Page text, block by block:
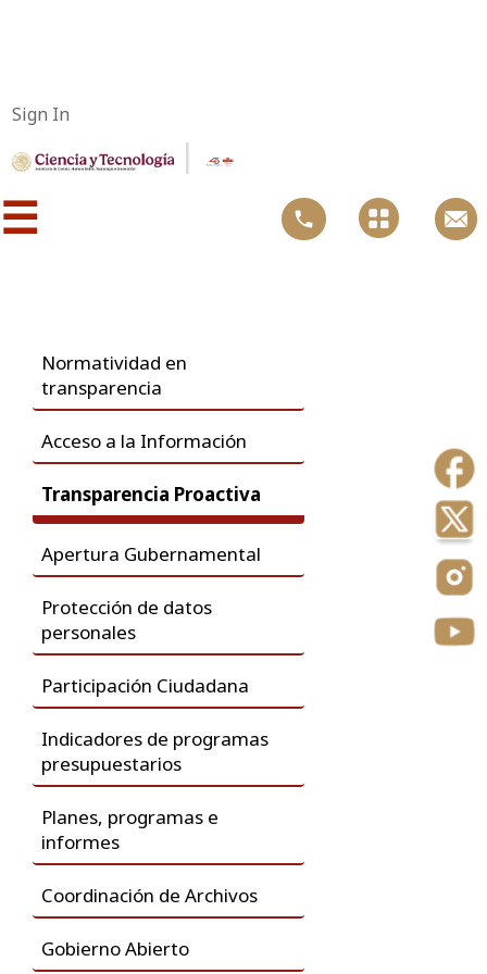
Sign In
|
☰
Normatividad en ​
transparencia
​Acceso a la Información
Transparencia Proactiva
Apertura Gubernamental
Protección de datos
personales
Participación Ciudadana
Indicadores de programas
presupuestarios
Planes, programas e
informes
Coordinación de Archivos
Gobierno Abierto